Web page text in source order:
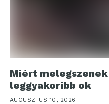
Miért
leggyakoribb ok
AUGUSZTUS 10, 2026